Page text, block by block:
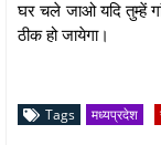
घर चले जाओ यदि तुम्हें
ठीक हो जायेगा।
Tags मध्यप्रदेश